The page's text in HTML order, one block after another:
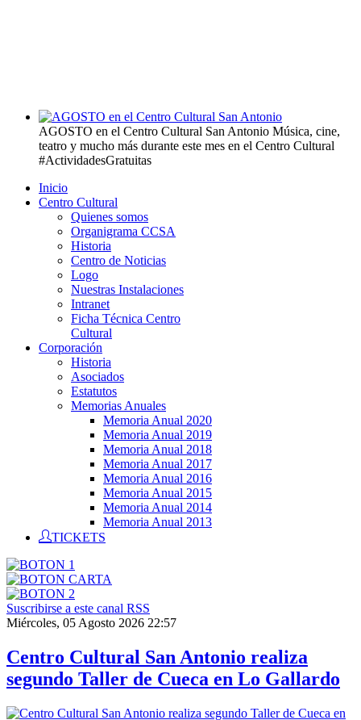
AGOSTO en el Centro Cultural San Antonio Música, cine,
teatro y mucho más durante este mes en el Centro Cultural
#ActividadesGratuitas
Inicio
Centro Cultural
Quienes somos
Organigrama CCSA
Historia
Centro de Noticias
Logo
Nuestras Instalaciones
Intranet
Ficha Técnica Centro
Cultural
Corporación
Historia
Asociados
Estatutos
Memorias Anuales
Memoria Anual 2020
Memoria Anual 2019
Memoria Anual 2018
Memoria Anual 2017
Memoria Anual 2016
Memoria Anual 2015
Memoria Anual 2014
Memoria Anual 2013
TICKETS
Suscribirse a este canal RSS
Miércoles, 05 Agosto 2026 22:57
Centro Cultural San Antonio realiza
segundo Taller de Cueca en Lo Gallardo